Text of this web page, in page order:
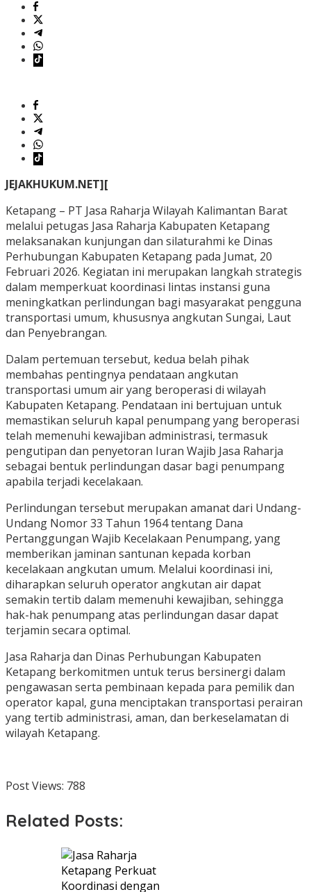
JEJAKHUKUM.NET][
Ketapang – PT Jasa Raharja Wilayah Kalimantan Barat
melalui petugas Jasa Raharja Kabupaten Ketapang
melaksanakan kunjungan dan silaturahmi ke Dinas
Perhubungan Kabupaten Ketapang pada Jumat, 20
Februari 2026. Kegiatan ini merupakan langkah strategis
dalam memperkuat koordinasi lintas instansi guna
meningkatkan perlindungan bagi masyarakat pengguna
transportasi umum, khususnya angkutan Sungai, Laut
dan Penyebrangan.
Dalam pertemuan tersebut, kedua belah pihak
membahas pentingnya pendataan angkutan
transportasi umum air yang beroperasi di wilayah
Kabupaten Ketapang. Pendataan ini bertujuan untuk
memastikan seluruh kapal penumpang yang beroperasi
telah memenuhi kewajiban administrasi, termasuk
pengutipan dan penyetoran Iuran Wajib Jasa Raharja
sebagai bentuk perlindungan dasar bagi penumpang
apabila terjadi kecelakaan.
Perlindungan tersebut merupakan amanat dari Undang-
Undang Nomor 33 Tahun 1964 tentang Dana
Pertanggungan Wajib Kecelakaan Penumpang, yang
memberikan jaminan santunan kepada korban
kecelakaan angkutan umum. Melalui koordinasi ini,
diharapkan seluruh operator angkutan air dapat
semakin tertib dalam memenuhi kewajiban, sehingga
hak-hak penumpang atas perlindungan dasar dapat
terjamin secara optimal.
Jasa Raharja dan Dinas Perhubungan Kabupaten
Ketapang berkomitmen untuk terus bersinergi dalam
pengawasan serta pembinaan kepada para pemilik dan
operator kapal, guna menciptakan transportasi perairan
yang tertib administrasi, aman, dan berkeselamatan di
wilayah Ketapang.
Post Views: 788
Related Posts: